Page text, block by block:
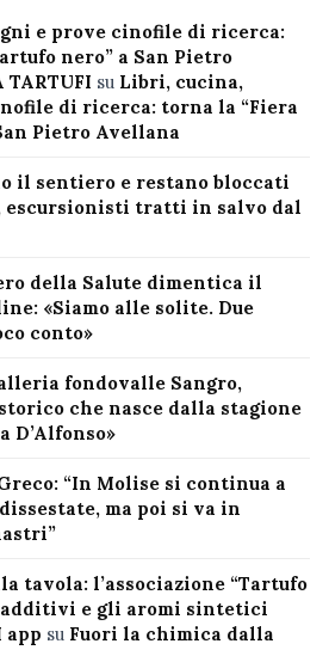
e prove cinofile di ricerca:
nero” a San Pietro
TARTUFI su Libri, cucina,
di ricerca: torna la “Fiera
Pietro Avellana
il sentiero e restano bloccati
escursionisti tratti in salvo dal
della Salute dimentica il
«Siamo alle solite. Due
conto»
fondovalle Sangro,
che nasce dalla stagione
“In Molise si continua a
ma poi si va in
tavola: l’associazione “Tartufo
additivi e gli aromi sintetici
app su Fuori la chimica dalla